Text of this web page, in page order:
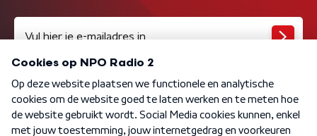
Algemene voorwaarden